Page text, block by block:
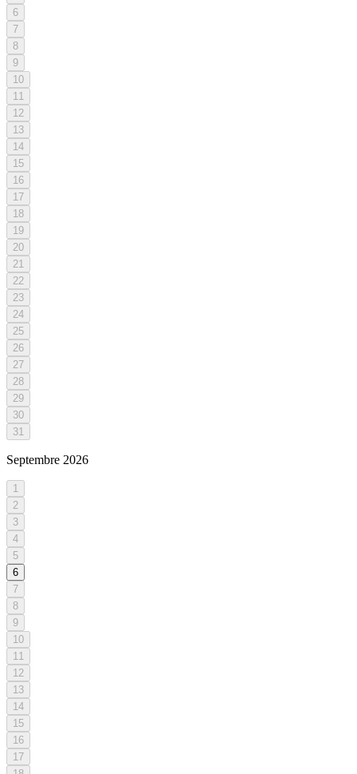
6
7
8
9
10
11
12
13
14
15
16
17
18
19
20
21
22
23
24
25
26
27
28
29
30
31
Septembre 2026
1
2
3
4
5
6
7
8
9
10
11
12
13
14
15
16
17